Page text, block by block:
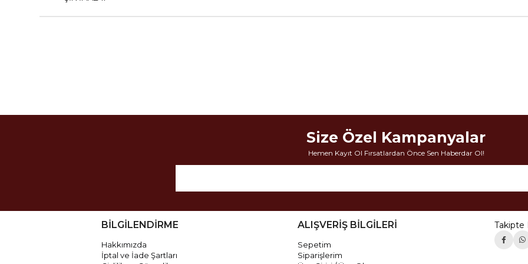
Size Özel Kampanyalar
Hemen Kayıt Ol Fırsatlardan Önce Sen Haberdar Ol!
BİLGİLENDİRME
Hakkımızda
İptal ve İade Şartları
ALIŞVERİŞ BİLGİLERİ
Sepetim
Siparişlerim
Takipte